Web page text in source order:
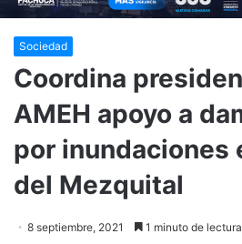
Sociedad
Coordina
AMEH apoyo a
por inundaciones
del Mezquital
8 septiembre, 2021 1 minuto de lectura